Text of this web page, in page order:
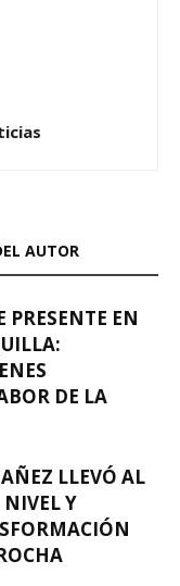
AUTOR
PRESENTE EN
DE LA
LLEVÓ AL
NIVEL Y